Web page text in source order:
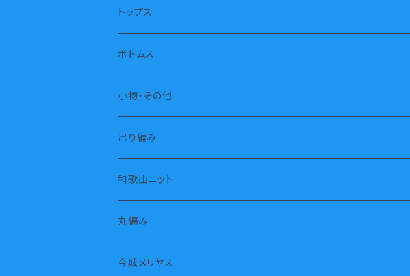
長袖
ノースリーブ
トップス
トレーナー
パーカー
タートル
タンクトップ
長袖
七分袖
ボトムス
長パンツ
半パンツ
スカート
小物・その他
靴下
枕カバー
スヌード・ストール
タオル
吊り編み
和歌山ニット
丸編み
今城メリヤス